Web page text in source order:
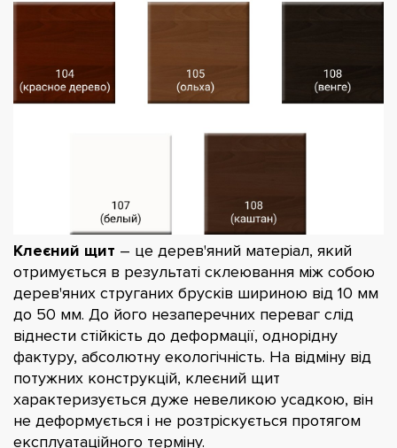
Клеєний щит – це дерев'яний матеріал, який
отримується в результаті склеювання між собою
дерев'яних струганих брусків шириною від 10 мм
до 50 мм. До його незаперечних переваг слід
віднести стійкість до деформації, однорідну
фактуру, абсолютну екологічність. На відміну від
потужних конструкцій, клеєний щит
характеризується дуже невеликою усадкою, він
не деформується і не розтріскується протягом
експлуатаційного терміну.